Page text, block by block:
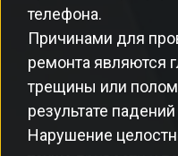
телефона.
Причинами для
ремонта являются
трещины или
результате
Нарушение